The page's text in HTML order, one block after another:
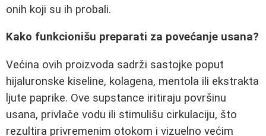
onih koji su ih probali.
Kako funkcionišu preparati za povećanje usana?
Većina ovih proizvoda sadrži sastojke poput
hijaluronske kiseline, kolagena, mentola ili ekstrakta
ljute paprike. Ove supstance iritiraju površinu
usana, privlače vodu ili stimulišu cirkulaciju, što
rezultira privremenim otokom i vizuelno većim